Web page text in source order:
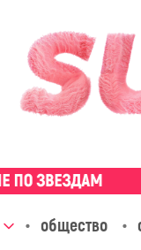
общество